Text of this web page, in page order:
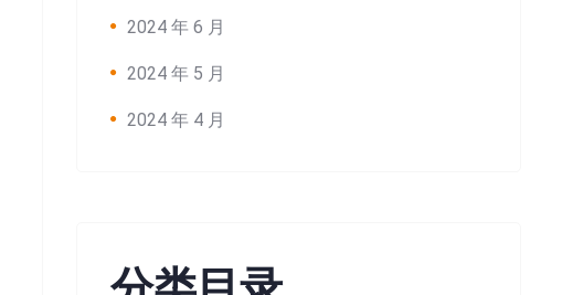
2024 年 6 月
2024 年 5 月
2024 年 4 月